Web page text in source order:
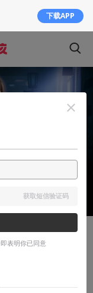
下载APP
获取短信验证码
表明你已同意